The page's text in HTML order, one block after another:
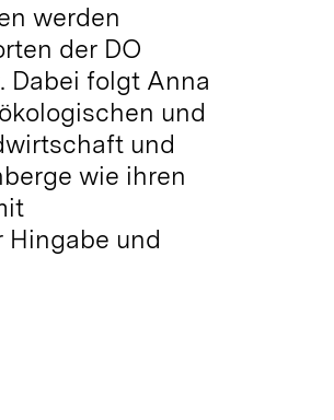
werden
der DO
Dabei folgt Anna
und
und
wie ihren
und